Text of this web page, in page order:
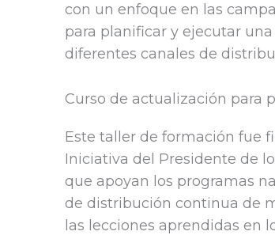
con un enfoque en las
para planificar y ejecutar
diferentes canales de
Curso de actualización para
Este taller de formación fue
Iniciativa del Presidente de
que apoyan los programas
de distribución continua de
las lecciones aprendidas en